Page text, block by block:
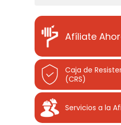
Afíliate
Caja de
(CRS)
Servicios a la